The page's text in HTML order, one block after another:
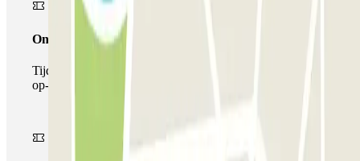
Onepass
Tijdens je verblijf kun je de parkeerplaats maar één keer
op- en afrijden.